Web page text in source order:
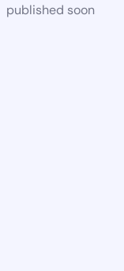
published soon